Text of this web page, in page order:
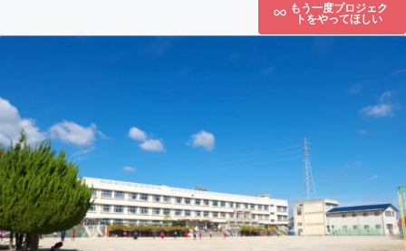
もう一度プロジェク
トをやってほしい